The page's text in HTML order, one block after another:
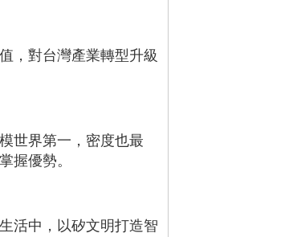
，對台灣產業轉型升級
世界第一，密度也最
握優勢。
活中，以矽文明打造智